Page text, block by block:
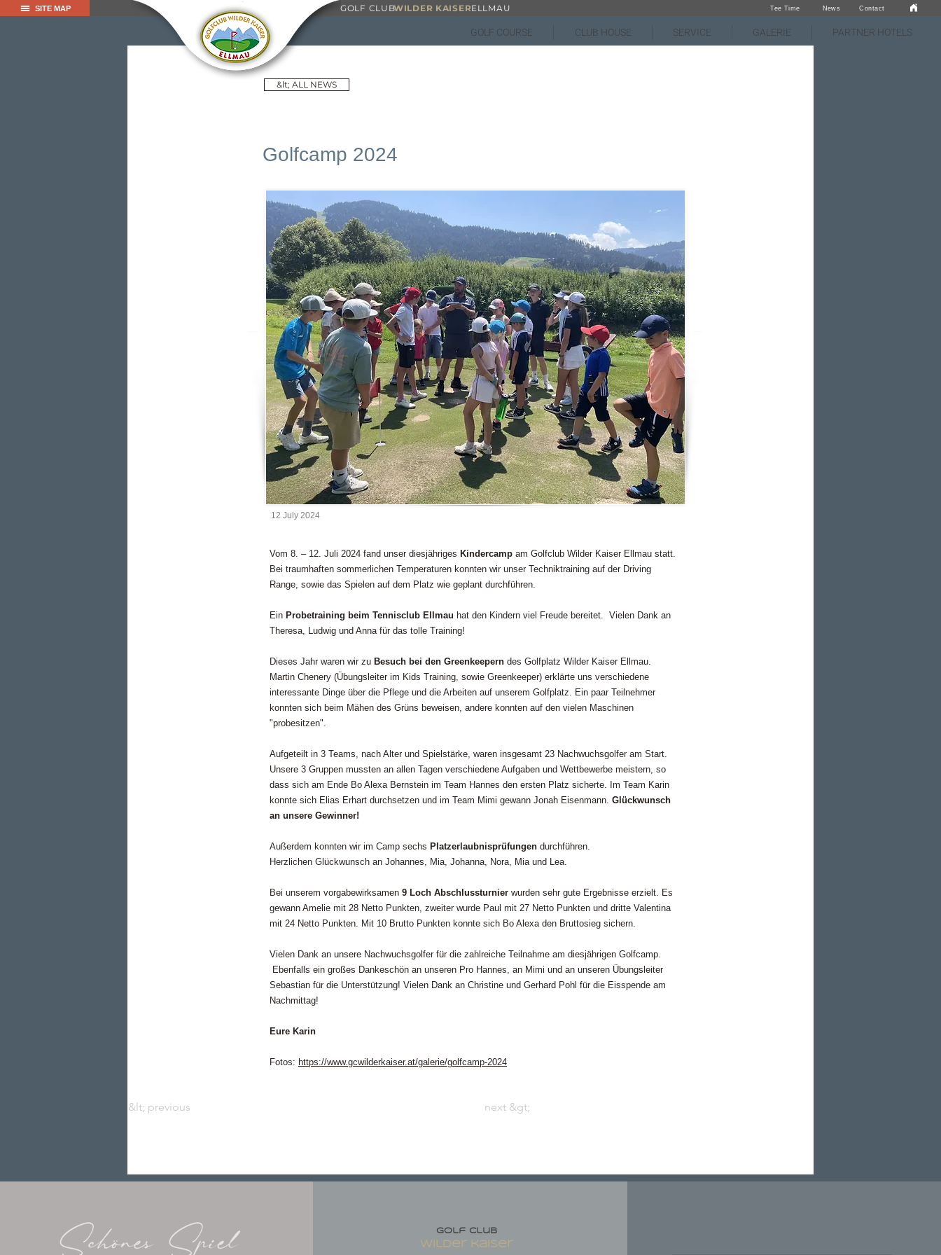
GOLF COURSE CLUB HOUSE SERVICE GALERIE PARTNER HOTELS
SITE MAP GOLF CLUBWILDER KAISERELLMAU Tee Time News Contact
&lt; ALL NEWS
Golfcamp 2024
12 July 2024
Vom 8. – 12. Juli 2024 fand unser diesjähriges Kindercamp am Golfclub Wilder Kaiser Ellmau statt.
Bei traumhaften sommerlichen Temperaturen konnten wir unser Techniktraining auf der Driving
Range, sowie das Spielen auf dem Platz wie geplant durchführen.
Ein Probetraining beim Tennisclub Ellmau hat den Kindern viel Freude bereitet. Vielen Dank an
Theresa, Ludwig und Anna für das tolle Training!
Dieses Jahr waren wir zu Besuch bei den Greenkeepern des Golfplatz Wilder Kaiser Ellmau.
Martin Chenery (Übungsleiter im Kids Training, sowie Greenkeeper) erklärte uns verschiedene
interessante Dinge über die Pflege und die Arbeiten auf unserem Golfplatz. Ein paar Teilnehmer
konnten sich beim Mähen des Grüns beweisen, andere konnten auf den vielen Maschinen
"probesitzen".
Aufgeteilt in 3 Teams, nach Alter und Spielstärke, waren insgesamt 23 Nachwuchsgolfer am Start.
Unsere 3 Gruppen mussten an allen Tagen verschiedene Aufgaben und Wettbewerbe meistern, so
dass sich am Ende Bo Alexa Bernstein im Team Hannes den ersten Platz sicherte. Im Team Karin
konnte sich Elias Erhart durchsetzen und im Team Mimi gewann Jonah Eisenmann. Glückwunsch
an unsere Gewinner!
Außerdem konnten wir im Camp sechs Platzerlaubnisprüfungen durchführen.
Herzlichen Glückwunsch an Johannes, Mia, Johanna, Nora, Mia und Lea.
Bei unserem vorgabewirksamen 9 Loch Abschlussturnier wurden sehr gute Ergebnisse erzielt. Es
gewann Amelie mit 28 Netto Punkten, zweiter wurde Paul mit 27 Netto Punkten und dritte Valentina
mit 24 Netto Punkten. Mit 10 Brutto Punkten konnte sich Bo Alexa den Bruttosieg sichern.
Vielen Dank an unsere Nachwuchsgolfer für die zahlreiche Teilnahme am diesjährigen Golfcamp.
Ebenfalls ein großes Dankeschön an unseren Pro Hannes, an Mimi und an unseren Übungsleiter
Sebastian für die Unterstützung! Vielen Dank an Christine und Gerhard Pohl für die Eisspende am
Nachmittag!
Eure Karin
Fotos: https://www.gcwilderkaiser.at/galerie/golfcamp-2024
&lt; previous next &gt;
Golf club
wilder kaiser